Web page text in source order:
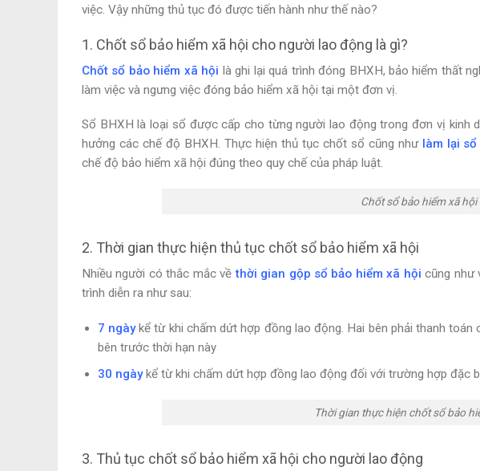
việc. Vậy những thủ tục đó được tiến hành như thế nào?
1. Chốt sổ bảo hiểm xã hội cho người lao động là gì?
Chốt sổ bảo hiểm xã hội là ghi lại quá trình đóng BHXH, bảo hiểm thất
làm việc và ngưng việc đóng bảo hiểm xã hội tại một đơn vị.
Sổ BHXH là loại sổ được cấp cho từng người lao động trong đơn vị kinh
hưởng các chế độ BHXH. Thực hiện thủ tục chốt sổ cũng như làm lại
chế độ bảo hiểm xã hội đúng theo quy chế của pháp luật.
Chốt sổ bảo hiểm xã hội
2. Thời gian thực hiện thủ tục chốt sổ bảo hiểm xã hội
Nhiều người có thắc mắc vềthời gian gộp sổ bảo hiểm xã hội cũng như
trình diễn ra như sau:
7 ngàykể từ khi chấm dứt hợp đồng lao động. Hai bên phải thanh toán
bên trước thời hạn này
30 ngàykể từ khi chấm dứt hợp đồng lao động đối với trường hợp đặc
Thời gian thực hiện chốt sổ bảo
3. Thủ tục chốt sổ bảo hiểm xã hội cho người lao động